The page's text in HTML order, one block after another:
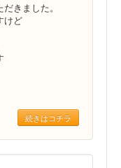
きました。
けど
続きはコチラ